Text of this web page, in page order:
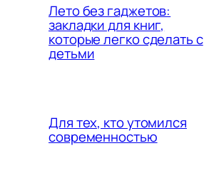
Лето без гаджетов:
закладки для книг,
которые легко сделать с
детьми
Для тех, кто утомился
современностью